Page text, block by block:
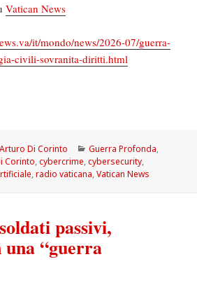
Vatican News
it/mondo/news/2026-07/guerra-
civili-sovranita-diritti.html
Autore
Arturo Di Corinto Categorie
Guerra Profonda,
Corinto,cybercrime,cybersecurity,
,radio vaticana,Vatican News
passivi,
“guerra